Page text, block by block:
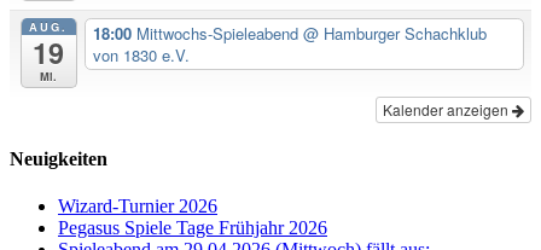
AUG.
19
Mi.
18:00 Mittwochs-Spieleabend @ Hamburger Schachklub
von 1830 e.V.
Kalender anzeigen
Neuigkeiten
Wizard-Turnier 2026
Pegasus Spiele Tage Frühjahr 2026